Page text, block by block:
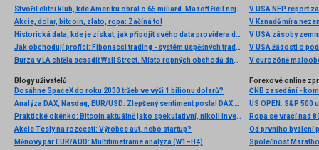
Stvořil elitní klub, kde Ameriku obral o 65 miliard. Madoff řídil největší Ponzi dějin
Akcie, dolar, bitcoin, zlato, ropa: Začíná to!
Historická data, kde je získat, jak připojit svého data providera do MultiCharts a proč je budeme potřebovat? (4. díl)
Jak obchodují profíci: Fibonacci trading - systém úspěšných traderů
Burza v LA chtěla sesadit Wall Street. Místo ropných obchodů dnes místem duní basy
V USA NFP report
V Kanadě míra
V USA zásoby
V USA žádosti o
V eurozóně
Blogy uživatelů
Dosáhne SpaceX do roku 2030 tržeb ve výši 1 bilionu dolarů?
Analýza DAX, Nasdaq, EUR/USD: Zlepšený sentiment poslal DAX na nová maxima
Praktické okénko: Bitcoin aktuálně jako spekulativní, nikoli investiční aktivum
Akcie Tesly na rozcestí: Výrobce aut, nebo startup?
Měnový pár EUR/AUD: Multitimeframe analýza (W1–H4)
Forexové online
ČNB zasedání -
Ropa se vrací nad